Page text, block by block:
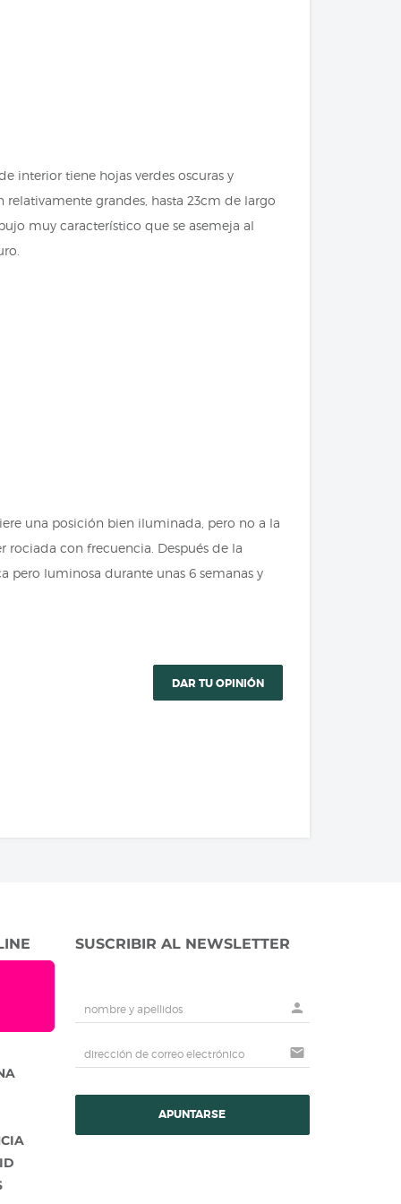
interior tiene hojas verdes oscuras y
relativamente grandes, hasta 23cm de largo
muy característico que se asemeja al
una posición bien iluminada, pero no a la
rociada con frecuencia. Después de la
pero luminosa durante unas 6 semanas y
DAR TU OPINIÓN
SUSCRIBIR AL NEWSLETTER
person
mail
APUNTARSE